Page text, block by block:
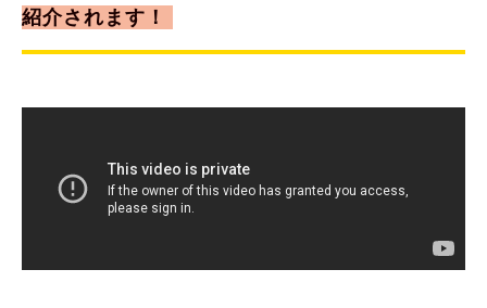
紹介されます！